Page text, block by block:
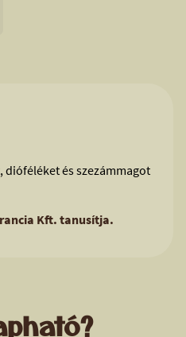
és szezámmagot
Kft. tanusítja.